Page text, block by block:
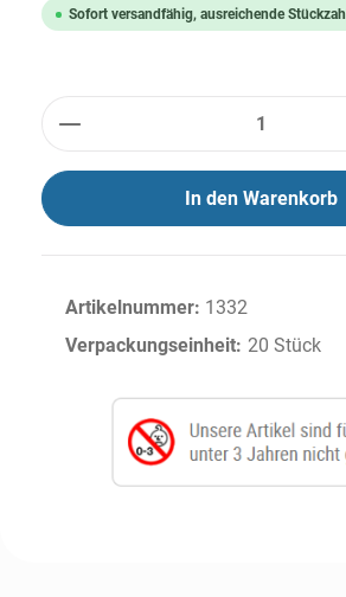
Sofort versandfähig, ausreichende Stückzahl
In den Warenkorb
Artikelnummer: 1332
Verpackungseinheit: 20 Stück